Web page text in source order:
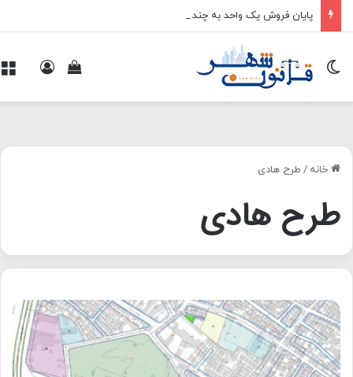
پایان فروش یک واحد به چند خریدار
مشاهده تغییر پوسته
خانه / طرح هادی
طرح هادی